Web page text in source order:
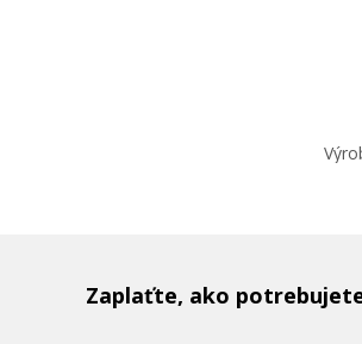
Zaplaťte, ako